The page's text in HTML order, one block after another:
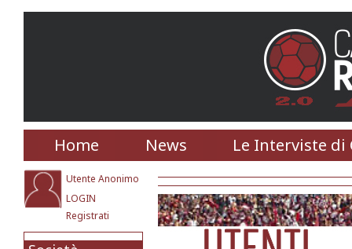
Home News Le Interviste di
Utente Anonimo
LOGIN
Registrati